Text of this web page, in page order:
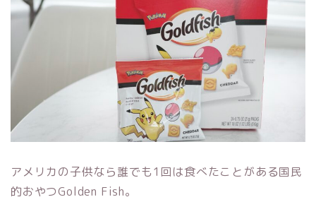
アメリカの子供なら誰でも1回は食べたことがある国民
的おやつGolden Fish。